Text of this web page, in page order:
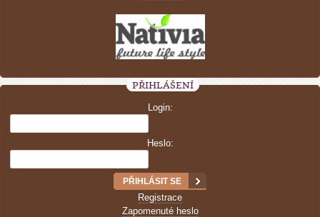
PŘIHLÁŠENÍ
Login:
Heslo:
Registrace
Zapomenuté heslo